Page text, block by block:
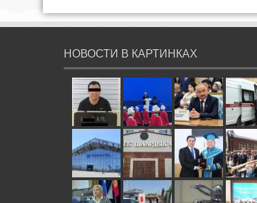
НОВОСТИ В КАРТИНКАХ